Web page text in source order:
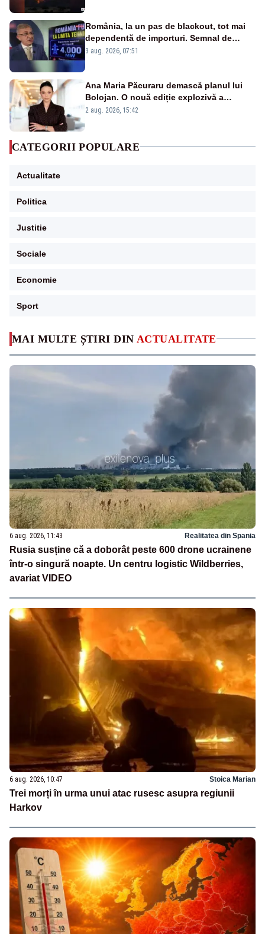
MAI MULTE ȘTIRI DIN ACTUALITATE
6 aug. 2026, 11:43 Realitatea din Spania
Rusia susține că a doborât peste 600 drone ucrainene
într-o singură noapte. Un centru logistic Wildberries,
avariat VIDEO
6 aug. 2026, 10:47 Stoica Marian
Trei morți în urma unui atac rusesc asupra regiunii
Harkov
România, la un pas de blackout, tot mai
dependentă de importuri. Semnal de
alarmă tras de un expert în energie
3 aug. 2026, 07:51
Ana Maria Păcuraru demască planul lui
Bolojan. O nouă ediție explozivă a
emisiunii „Miza Zilei” la Realitatea PLUS
2 aug. 2026, 15:42
CATEGORII POPULARE
Actualitate
Politica
Justitie
Sociale
Economie
Sport